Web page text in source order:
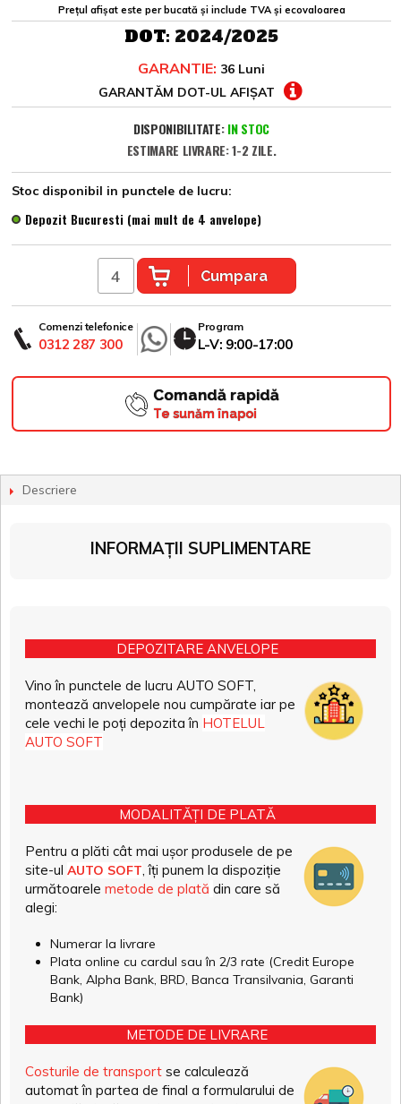
Prețul afișat este per bucată și include TVA și ecovaloarea
DOT: 2024/2025
GARANTIE: 36 Luni
GARANTĂM DOT-UL AFIȘAT
DISPONIBILITATE: IN STOC
ESTIMARE LIVRARE: 1-2 ZILE.
Stoc disponibil in punctele de lucru:
Depozit Bucuresti (mai mult de 4 anvelope)
Cumpara
Comenzi telefonice
0312 287 300
Program
L-V: 9:00-17:00
Comandă rapidă
Te sunăm înapoi
Descriere
INFORMAȚII SUPLIMENTARE
DEPOZITARE ANVELOPE
Vino în punctele de lucru AUTO SOFT,
montează anvelopele nou cumpărate iar pe
cele vechi le poți depozita în HOTELUL
AUTO SOFT
MODALITĂȚI DE PLATĂ
Pentru a plăti cât mai ușor produsele de pe
site-ul AUTO SOFT, îți punem la dispoziție
următoarele metode de plată din care să
alegi:
Numerar la livrare
Plata online cu cardul sau în 2/3 rate (Credit Europe
Bank, Alpha Bank, BRD, Banca Transilvania, Garanti
Bank)
METODE DE LIVRARE
Costurile de transport se calculează
automat în partea de final a formularului de